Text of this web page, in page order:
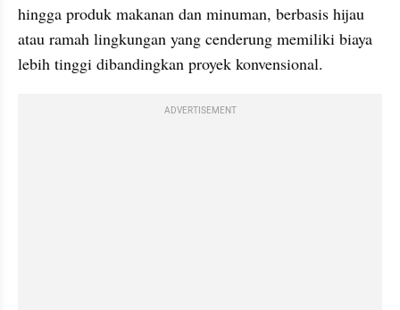
hingga produk makanan dan minuman, berbasis hijau
atau ramah lingkungan yang cenderung memiliki biaya
lebih tinggi dibandingkan proyek konvensional.
ADVERTISEMENT